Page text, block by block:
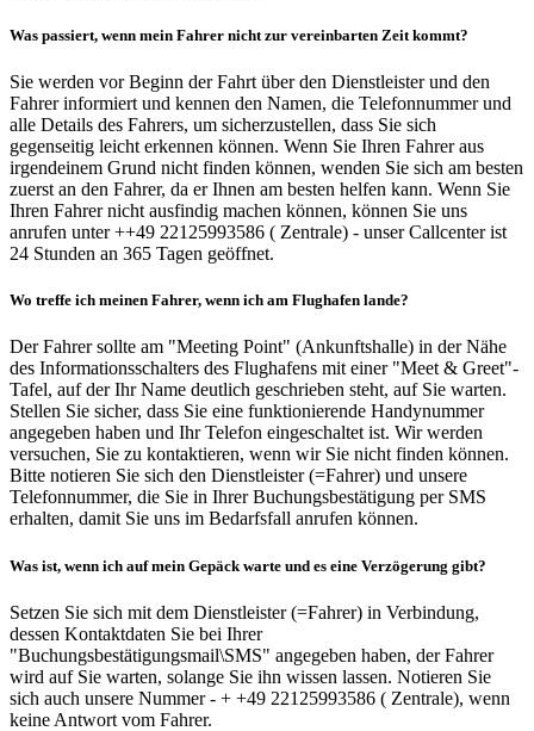
Was passiert, wenn mein Fahrer nicht zur vereinbarten Zeit kommt?
Sie werden vor Beginn der Fahrt über den Dienstleister und den
Fahrer informiert und kennen den Namen, die Telefonnummer und
alle Details des Fahrers, um sicherzustellen, dass Sie sich
gegenseitig leicht erkennen können. Wenn Sie Ihren Fahrer aus
irgendeinem Grund nicht finden können, wenden Sie sich am besten
zuerst an den Fahrer, da er Ihnen am besten helfen kann. Wenn Sie
Ihren Fahrer nicht ausfindig machen können, können Sie uns
anrufen unter ++49 22125993586 ( Zentrale) - unser Callcenter ist
24 Stunden an 365 Tagen geöffnet.
Wo treffe ich meinen Fahrer, wenn ich am Flughafen lande?
Der Fahrer sollte am "Meeting Point" (Ankunftshalle) in der Nähe
des Informationsschalters des Flughafens mit einer "Meet & Greet"-
Tafel, auf der Ihr Name deutlich geschrieben steht, auf Sie warten.
Stellen Sie sicher, dass Sie eine funktionierende Handynummer
angegeben haben und Ihr Telefon eingeschaltet ist. Wir werden
versuchen, Sie zu kontaktieren, wenn wir Sie nicht finden können.
Bitte notieren Sie sich den Dienstleister (=Fahrer) und unsere
Telefonnummer, die Sie in Ihrer Buchungsbestätigung per SMS
erhalten, damit Sie uns im Bedarfsfall anrufen können.
Was ist, wenn ich auf mein Gepäck warte und es eine Verzögerung gibt?
Setzen Sie sich mit dem Dienstleister (=Fahrer) in Verbindung,
dessen Kontaktdaten Sie bei Ihrer
"Buchungsbestätigungsmail\SMS" angegeben haben, der Fahrer
wird auf Sie warten, solange Sie ihn wissen lassen. Notieren Sie
sich auch unsere Nummer - + +49 22125993586 ( Zentrale), wenn
keine Antwort vom Fahrer.